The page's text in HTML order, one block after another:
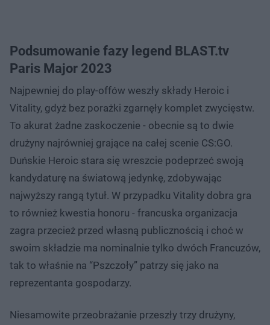
Podsumowanie fazy legend BLAST.tv
Paris Major 2023
Najpewniej do play-offów weszły składy Heroic i
Vitality, gdyż bez porażki zgarnęły komplet zwycięstw.
To akurat żadne zaskoczenie - obecnie są to dwie
drużyny najrówniej grające na całej scenie CS:GO.
Duńskie Heroic stara się wreszcie podeprzeć swoją
kandydaturę na światową jedynkę, zdobywając
najwyższy rangą tytuł. W przypadku Vitality dobra gra
to również kwestia honoru - francuska organizacja
zagra przecież przed własną publicznością i choć w
swoim składzie ma nominalnie tylko dwóch Francuzów,
tak to właśnie na “Pszczoły” patrzy się jako na
reprezentanta gospodarzy.
Niesamowite przeobrażanie przeszły trzy drużyny,